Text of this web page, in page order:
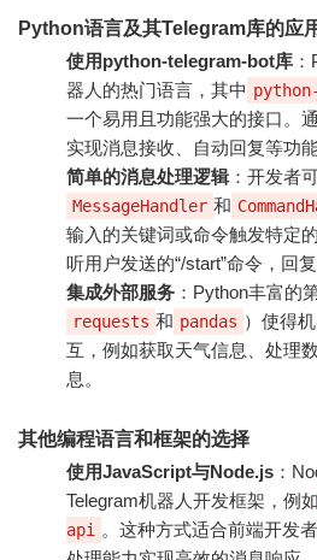
Python语言及其Telegram库的应
使用python-telegram-bot库
器人的热门语言，其中
一个易用且功能强大的接口。
实现消息接收、自动回复等功能
简单的消息处理逻辑：开发者
MessageHandler 和
输入的关键词或命令触发特定
听用户发送的“/start”命令，回复
集成外部服务 ：Python丰富的
requests 和 pandas ）使得
互，例如获取天气信息、处理
息。
其他编程语言和框架的选择
使用JavaScript与Node.js ：
Telegram机器人开发框架，例如
api
。这种方式适合前端开发